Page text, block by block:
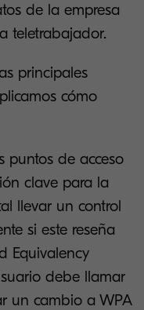
de la empresa
teletrabajador.
principales
cómo
puntos de acceso
clave para la
llevar un control
si este reseña
Equivalency
debe llamar
un cambio a WPA